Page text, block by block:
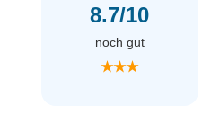
8.7/10
noch gut
★★★